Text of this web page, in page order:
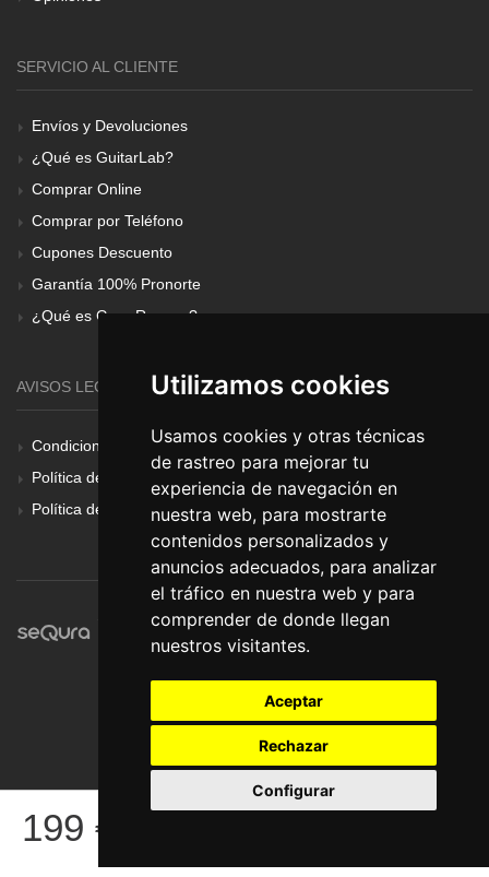
Utilizamos cookies
Usamos cookies y otras técnicas
de rastreo para mejorar tu
experiencia de navegación en
nuestra web, para mostrarte
contenidos personalizados y
anuncios adecuados, para analizar
el tráfico en nuestra web y para
comprender de donde llegan
nuestros visitantes.
Aceptar
Rechazar
Configurar
199 €
SERVICIO AL CLIENTE
Envíos y Devoluciones
¿Qué es GuitarLab?
Comprar Online
Comprar por Teléfono
Cupones Descuento
Garantía 100% Pronorte
¿Qué es Gear Renove?
AVISOS LEGALES
Condiciones Generales
Política de Cookies
Política de Privacidad
© Pronorte Sonido SL. Todos los derechos reservados.